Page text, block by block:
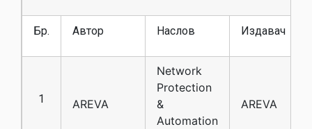
Бр. Автор Наслов Издавач
1 AREVA
Network
Protection
&
Automation
AREVA